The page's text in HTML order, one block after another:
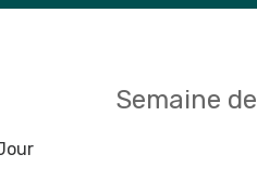
Semaine